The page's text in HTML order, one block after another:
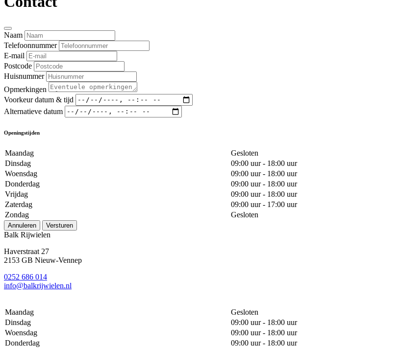
Naam
Telefoonnummer
E-mail
Postcode
Huisnummer
Opmerkingen
Voorkeur datum & tijd
Alternatieve datum
Openingstijden
Maandag
Gesloten
Dinsdag
09:00 uur - 18:00 uur
Woensdag
09:00 uur - 18:00 uur
Donderdag
09:00 uur - 18:00 uur
Vrijdag
09:00 uur - 18:00 uur
Zaterdag
09:00 uur - 17:00 uur
Zondag
Gesloten
Annuleren Versturen
Balk Rijwielen
Haverstraat 27
2153 GB Nieuw-Vennep
0252 686 014
info@balkrijwielen.nl
Maandag
Gesloten
Dinsdag
09:00 uur - 18:00 uur
Woensdag
09:00 uur - 18:00 uur
Donderdag
09:00 uur - 18:00 uur